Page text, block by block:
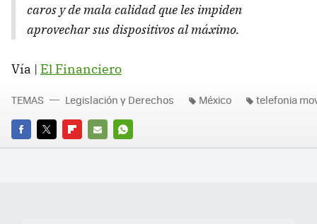
caros y de mala calidad que les impiden
aprovechar sus dispositivos al máximo.
Vía | El Financiero
FACEBOOK
TWITTERFLIPBOARD
E-
WHATSAPP
TEMAS Legislación y Derechos México telefonia